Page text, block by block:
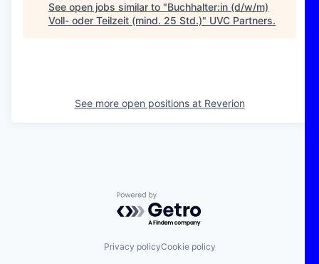
See open jobs similar to "Buchhalter:in (d/w/m)
Voll- oder Teilzeit (mind. 25 Std.)" UVC Partners.
See more open positions at Reverion
Powered by Getro.com
Privacy policyCookie policy